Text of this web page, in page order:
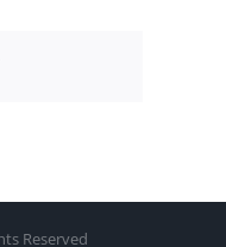
Reserved